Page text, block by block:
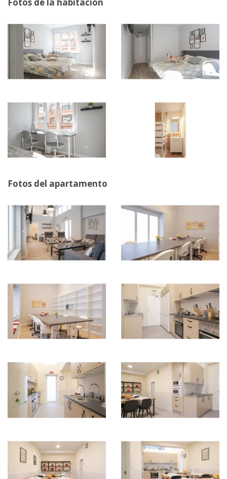
Fotos del apartamento